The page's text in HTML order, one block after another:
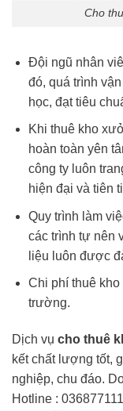
Cho
Đội ngũ nhân
đó, quá trình
học, đạt tiêu
Khi thuê kho
hoàn toàn yên
công ty luôn
hiện đại và tiên
Quy trình làm
các trình tự nên
liệu luôn được
Chi phí thuê
trường.
Dịch vụ cho thuê
kết chất lượng tốt,
nghiệp, chu đáo.
Hotline :